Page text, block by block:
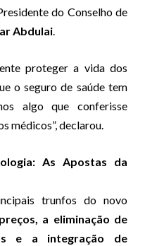
do Conselho de
Abdulai.
proteger a vida dos
o seguro de saúde tem
algo que conferisse
médicos”, declarou.
As Apostas da
trunfos do novo
a eliminação de
e a integração de